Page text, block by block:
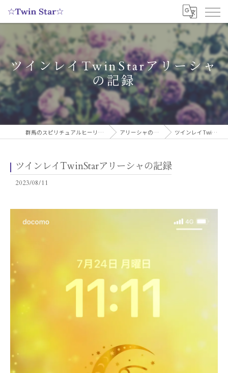
ツインレイTwinStarアリーシャ
の記録
群馬のスピリチュアルヒーリングサロンなら実績多数の☆Twin Star☆ アリーシャのスピリチュアルブログ ツインレイTwinStarアリーシャの記録
ツインレイTwinStarアリーシャの記録
2023/08/11